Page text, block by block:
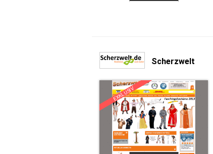
Scherzwelt
EXKLUSIV